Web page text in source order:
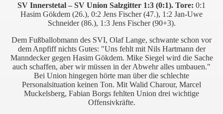
SV Innerstetal – SV Union Salzgitter 1:3 (0:1). Tore: 0:1
Hasim Gökdem (26.), 0:2 Jens Fischer (47.), 1:2 Jan-Uwe
Schneider (86.), 1:3 Jens Fischer (90+3).
Dem Fußballobmann des SVI, Olaf Lange, schwante schon vor
dem Anpfiff nichts Gutes: "Uns fehlt mit Nils Hartmann der
Manndecker gegen Hasim Gökdem. Mike Siegel wird die Sache
auch schaffen, aber wir müssen in der Abwehr alles umbauen."
Bei Union hingegen hörte man über die schlechte
Personalsituation keinen Ton. Mit Walid Charour, Marcel
Muckelsberg, Fabian Borgs fehlten Union drei wichtige
Offensivkräfte.